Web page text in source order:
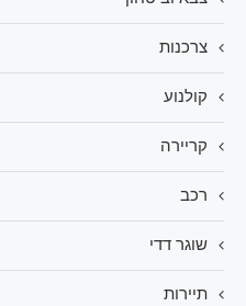
צרכנות
קולנוע
קריירה
רכב
שוגר דדי
תיירות